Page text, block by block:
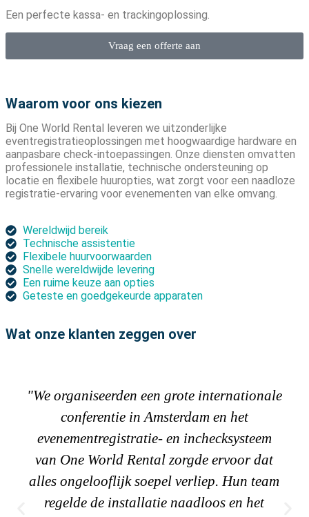
Een perfecte kassa- en trackingoplossing.
Vraag een offerte aan
Waarom voor ons kiezen
Bij One World Rental leveren we uitzonderlijke
eventregistratieoplossingen met hoogwaardige hardware en
aanpasbare check-intoepassingen. Onze diensten omvatten
professionele installatie, technische ondersteuning op
locatie en flexibele huuropties, wat zorgt voor een naadloze
registratie-ervaring voor evenementen van elke omvang.
Wereldwijd bereik
Technische assistentie
Flexibele huurvoorwaarden
Snelle wereldwijde levering
Een ruime keuze aan opties
Geteste en goedgekeurde apparaten
Wat onze klanten zeggen over
"We organiseerden een grote internationale
conferentie in Amsterdam en het
evenementregistratie- en inchecksysteem
van One World Rental zorgde ervoor dat
alles ongelooflijk soepel verliep. Hun team
regelde de installatie naadloos en het